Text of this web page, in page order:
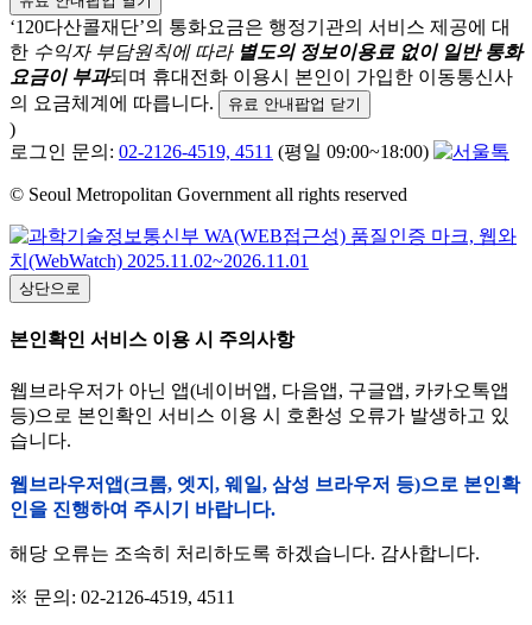
‘120다산콜재단’의 통화요금은 행정기관의 서비스 제공에 대
한 수익자 부담원칙에 따라 별도의 정보이용료 없이 일반 통화
요금이 부과되며 휴대전화 이용시 본인이 가입한 이동통신사
의 요금체계에 따릅니다.
유료 안내팝업 닫기
)
로그인 문의: 02-2126-4519, 4511 (평일 09:00~18:00)
© Seoul Metropolitan Government all rights reserved
상단으로
본인확인 서비스 이용 시 주의사항
웹브라우저가 아닌 앱(네이버앱, 다음앱, 구글앱, 카카오톡앱
등)으로 본인확인 서비스 이용 시 호환성 오류가 발생하고 있
습니다.
웹브라우저앱(크롬, 엣지, 웨일, 삼성 브라우저 등)으로 본인확
인을 진행하여 주시기 바랍니다.
해당 오류는 조속히 처리하도록 하겠습니다. 감사합니다.
※ 문의: 02-2126-4519, 4511